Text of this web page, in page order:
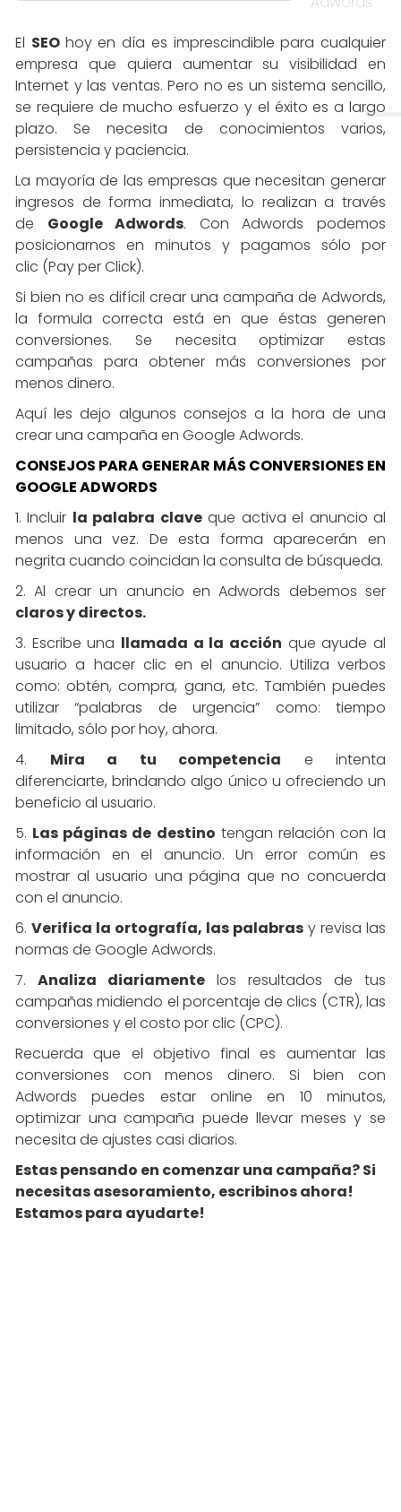
El SEO hoy en día es imprescindible para cualquier
empresa que quiera aumentar su visibilidad en
Internet y las ventas. Pero no es un sistema sencillo,
se requiere de mucho esfuerzo y el éxito es a largo
plazo. Se necesita de conocimientos varios,
persistencia y paciencia.
La mayoría de las empresas que necesitan generar
ingresos de forma inmediata, lo realizan a través
de Google Adwords. Con Adwords podemos
posicionarnos en minutos y pagamos sólo por
clic (Pay per Click).
Si bien no es difícil crear una campaña de Adwords,
la formula correcta está en que éstas generen
conversiones. Se necesita optimizar estas
campañas para obtener más conversiones por
menos dinero.
Aquí les dejo algunos consejos a la hora de una
crear una campaña en Google Adwords.
CONSEJOS PARA GENERAR MÁS CONVERSIONES EN
GOOGLE ADWORDS
1. Incluir la palabra claveque activa el anuncio al
menos una vez. De esta forma aparecerán en
negrita cuando coincidan la consulta de búsqueda.
2. Al crear un anuncio en Adwords debemos ser
claros y directos.
3. Escribe una llamada a la acción que ayude al
usuario a hacer clic en el anuncio. Utiliza verbos
como: obtén, compra, gana, etc. También puedes
utilizar “palabras de urgencia” como: tiempo
limitado, sólo por hoy, ahora.
4. Mira a tu competencia e intenta
diferenciarte, brindando algo único u ofreciendo un
beneficio al usuario.
5. Las páginas de destino tengan relación con la
información en el anuncio. Un error común es
mostrar al usuario una página que no concuerda
con el anuncio.
6. Verifica la ortografía, las palabras y revisa las
normas de Google Adwords.
7. Analiza diariamente los resultados de tus
campañas midiendo el porcentaje de clics (CTR), las
conversiones y el costo por clic (CPC).
Recuerda que el objetivo final es aumentar las
conversiones con menos dinero. Si bien con
Adwords puedes estar online en 10 minutos,
optimizar una campaña puede llevar meses y se
necesita de ajustes casi diarios.
Estas pensando en comenzar una campaña? Si
necesitas asesoramiento, escribinos ahora!
Estamos para ayudarte!